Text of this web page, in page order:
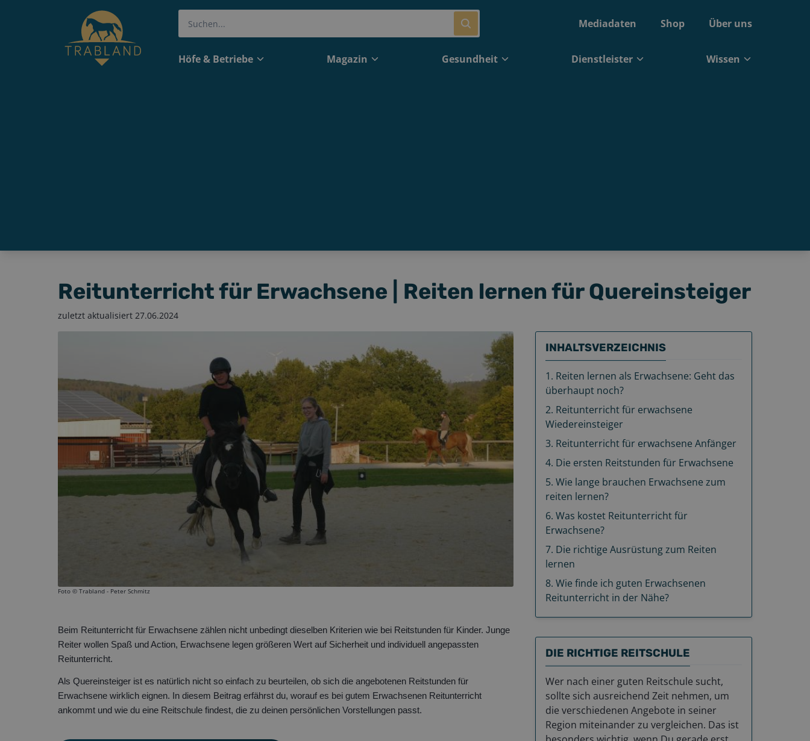
Mediadaten Shop Über uns
Höfe & Betriebe Magazin Gesundheit Dienstleister Wissen
Reitunterricht für Erwachsene | Reiten lernen für Quereinsteiger
zuletzt aktualisiert 27.06.2024
Foto © Trabland - Peter Schmitz
Beim Reitunterricht für Erwachsene zählen nicht unbedingt dieselben Kriterien wie bei Reitstunden für Kinder. Junge
Reiter wollen Spaß und Action, Erwachsene legen größeren Wert auf Sicherheit und individuell angepassten
Reitunterricht.
Als Quereinsteiger ist es natürlich nicht so einfach zu beurteilen, ob sich die angebotenen Reitstunden für
Erwachsene wirklich eignen. In diesem Beitrag erfährst du, worauf es bei gutem Erwachsenen Reitunterricht
ankommt und wie du eine Reitschule findest, die zu deinen persönlichen Vorstellungen passt.
INHALTSVERZEICHNIS
1. Reiten lernen als Erwachsene: Geht das
überhaupt noch?
2. Reitunterricht für erwachsene
Wiedereinsteiger
3. Reitunterricht für erwachsene Anfänger
4. Die ersten Reitstunden für Erwachsene
5. Wie lange brauchen Erwachsene zum
reiten lernen?
6. Was kostet Reitunterricht für
Erwachsene?
7. Die richtige Ausrüstung zum Reiten
lernen
8. Wie finde ich guten Erwachsenen
Reitunterricht in der Nähe?
DIE RICHTIGE REITSCHULE
Wer nach einer guten Reitschule sucht,
sollte sich ausreichend Zeit nehmen, um
die verschiedenen Angebote in seiner
Region miteinander zu vergleichen. Das ist